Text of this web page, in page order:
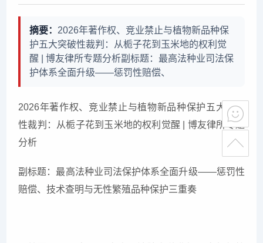
摘要： 2026年著作权、竞业禁止与植物新品种保
护五大突破性裁判：从栀子花到玉米地的权利觉
醒 | 博友律所专题分析副标题：最高法种业司法保
护体系全面升级——惩罚性赔偿、
2026年著作权、竞业禁止与植物新品种保护五大突破
性裁判：从栀子花到玉米地的权利觉醒 | 博友律所专题
分析
副标题：最高法种业司法保护体系全面升级——惩罚性
赔偿、技术查明与无性繁殖品种保护三重奏